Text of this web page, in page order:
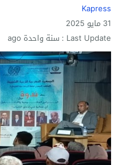
Kapress
31 مايو 2025
Last Update : سنة واحدة ago